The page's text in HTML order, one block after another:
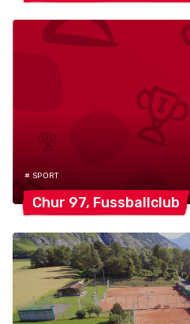
# SPORT
Chur 97, Fussballclub